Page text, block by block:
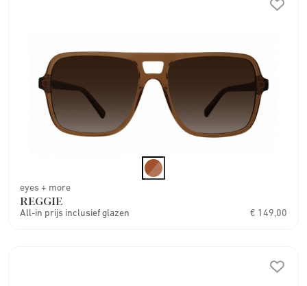
eyes + more
REGGIE
All-in prijs inclusief glazen € 149,00